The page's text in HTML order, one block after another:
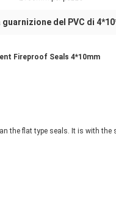
del PVC di
Fireproof Seals 4*10mm
the flat type seals. It is with the